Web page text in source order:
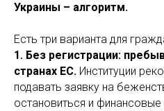
Украины – алгоритм.
Есть три варианта для
1. Без регистрации:
странах ЕС. Институции
подавать заявку на
остановиться и